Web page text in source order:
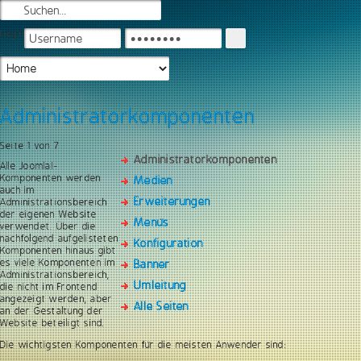
Login
Administratorkomponenten
Administratorkomponenten
Medien
Erweiterungen
Menüs
Konfiguration
Banner
Umleitung
Alle Seiten
Seite 1 von 7
Alle Joomla!-
Komponenten werden
auch im
Administrationsbereich
der eigenen Website
verwendet. Über die
nachfolgend aufgelisteten
Komponenten hinaus gibt
es viele Komponenten im
Administrationsbereich,
die nicht im Frontend
angezeigt werden, aber
an der Gestaltung der
Website beteiligt sind.
Die wichtigsten Komponenten für die meisten Anwender sind: